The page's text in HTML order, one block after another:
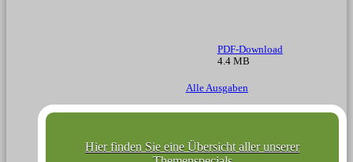
PDF-Download
4.4 MB
Alle Ausgaben
Hier finden Sie eine Übersicht aller unserer